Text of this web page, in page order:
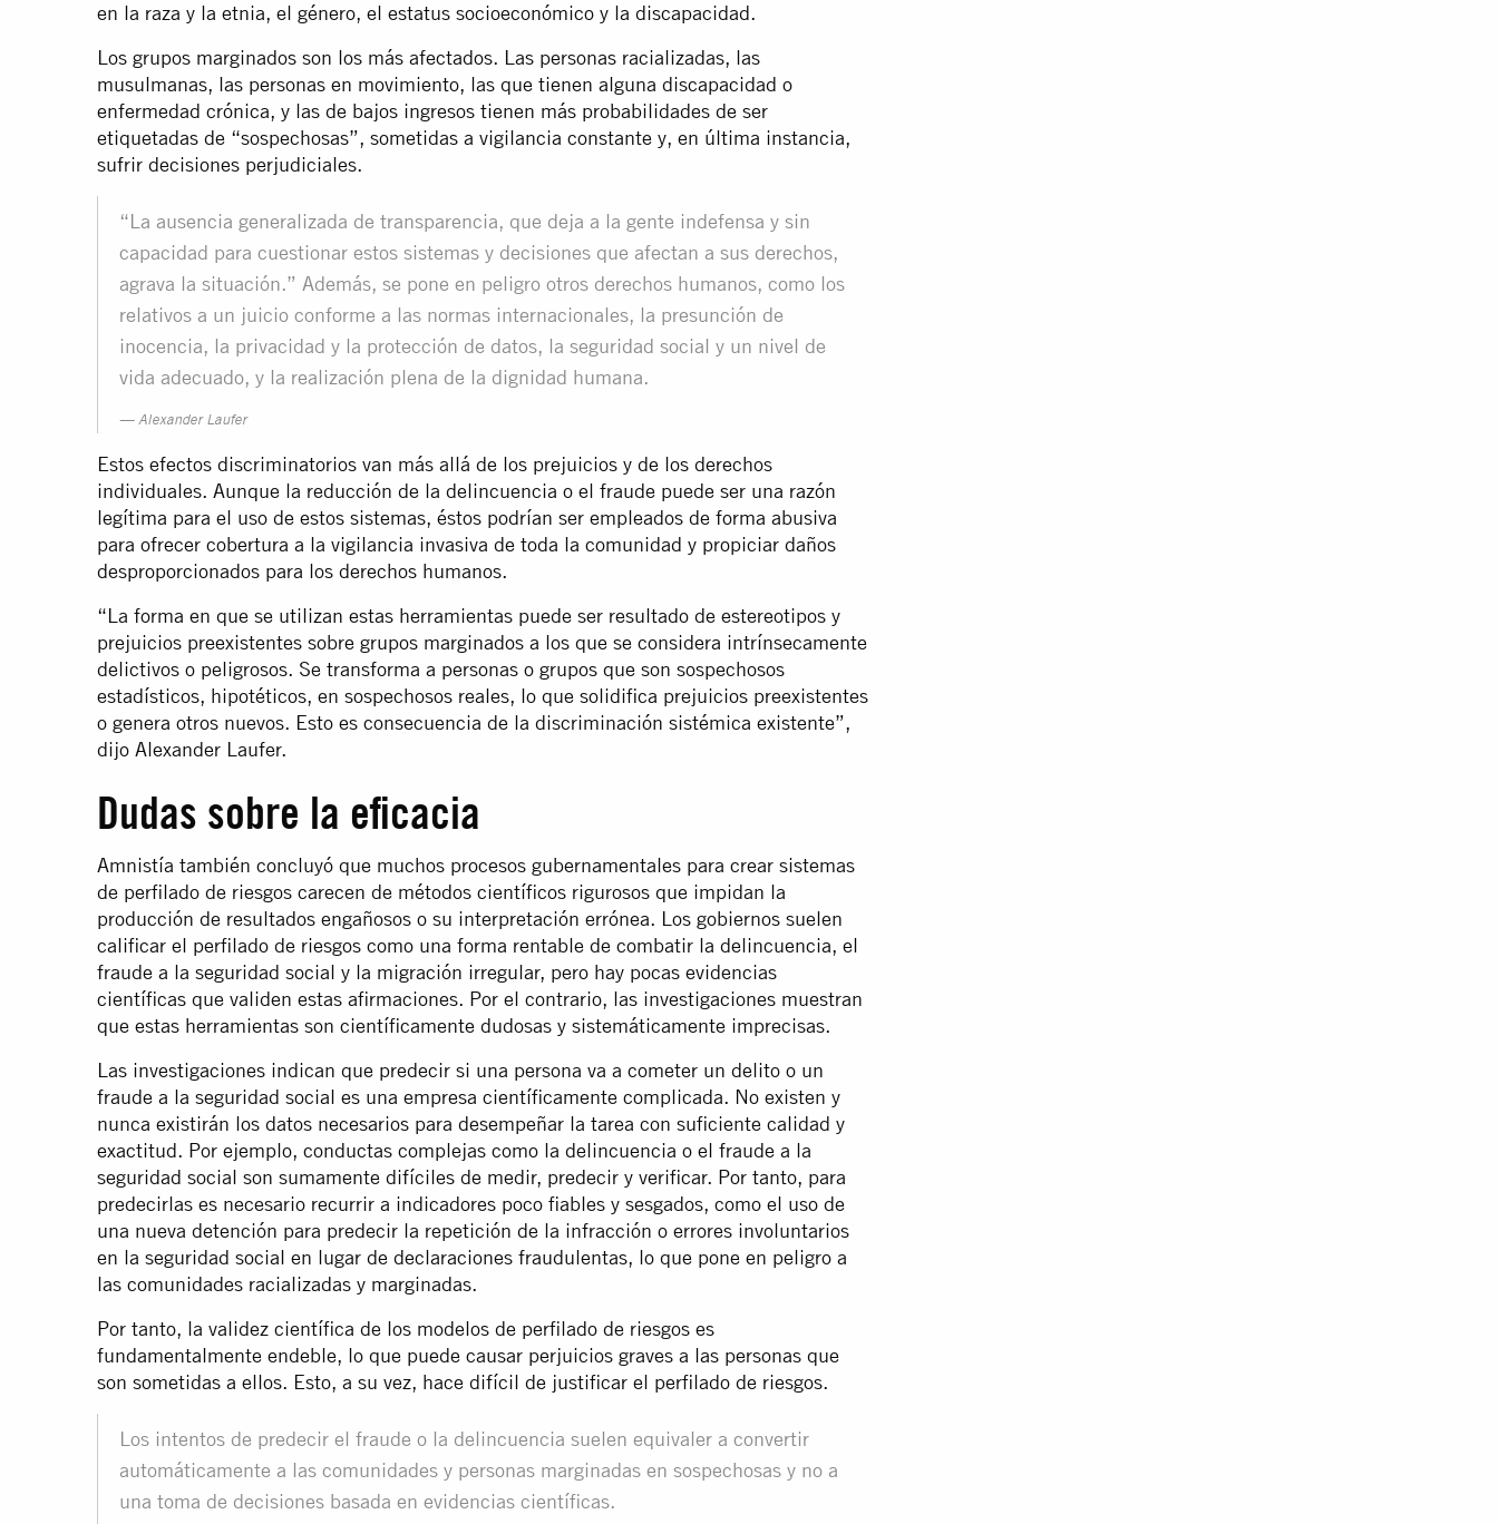
en la raza y la etnia, el género, el estatus socioeconómico y la discapacidad.
Los grupos marginados son los más afectados. Las personas racializadas, las
musulmanas, las personas en movimiento, las que tienen alguna discapacidad o
enfermedad crónica, y las de bajos ingresos tienen más probabilidades de ser
etiquetadas de “sospechosas”, sometidas a vigilancia constante y, en última instancia,
sufrir decisiones perjudiciales.
“La ausencia generalizada de transparencia, que deja a la gente indefensa y sin
capacidad para cuestionar estos sistemas y decisiones que afectan a sus derechos,
agrava la situación.” Además, se pone en peligro otros derechos humanos, como los
relativos a un juicio conforme a las normas internacionales, la presunción de
inocencia, la privacidad y la protección de datos, la seguridad social y un nivel de
vida adecuado, y la realización plena de la dignidad humana.
Alexander Laufer
Estos efectos discriminatorios van más allá de los prejuicios y de los derechos
individuales. Aunque la reducción de la delincuencia o el fraude puede ser una razón
legítima para el uso de estos sistemas, éstos podrían ser empleados de forma abusiva
para ofrecer cobertura a la vigilancia invasiva de toda la comunidad y propiciar daños
desproporcionados para los derechos humanos.
“La forma en que se utilizan estas herramientas puede ser resultado de estereotipos y
prejuicios preexistentes sobre grupos marginados a los que se considera intrínsecamente
delictivos o peligrosos. Se transforma a personas o grupos que son sospechosos
estadísticos, hipotéticos, en sospechosos reales, lo que solidifica prejuicios preexistentes
o genera otros nuevos. Esto es consecuencia de la discriminación sistémica existente”,
dijo Alexander Laufer.
Dudas sobre la eficacia
Amnistía también concluyó que muchos procesos gubernamentales para crear sistemas
de perfilado de riesgos carecen de métodos científicos rigurosos que impidan la
producción de resultados engañosos o su interpretación errónea. Los gobiernos suelen
calificar el perfilado de riesgos como una forma rentable de combatir la delincuencia, el
fraude a la seguridad social y la migración irregular, pero hay pocas evidencias
científicas que validen estas afirmaciones. Por el contrario, las investigaciones muestran
que estas herramientas son científicamente dudosas y sistemáticamente imprecisas.
Las investigaciones indican que predecir si una persona va a cometer un delito o un
fraude a la seguridad social es una empresa científicamente complicada. No existen y
nunca existirán los datos necesarios para desempeñar la tarea con suficiente calidad y
exactitud. Por ejemplo, conductas complejas como la delincuencia o el fraude a la
seguridad social son sumamente difíciles de medir, predecir y verificar. Por tanto, para
predecirlas es necesario recurrir a indicadores poco fiables y sesgados, como el uso de
una nueva detención para predecir la repetición de la infracción o errores involuntarios
en la seguridad social en lugar de declaraciones fraudulentas, lo que pone en peligro a
las comunidades racializadas y marginadas.
Por tanto, la validez científica de los modelos de perfilado de riesgos es
fundamentalmente endeble, lo que puede causar perjuicios graves a las personas que
son sometidas a ellos. Esto, a su vez, hace difícil de justificar el perfilado de riesgos.
Los intentos de predecir el fraude o la delincuencia suelen equivaler a convertir
automáticamente a las comunidades y personas marginadas en sospechosas y no a
una toma de decisiones basada en evidencias científicas.